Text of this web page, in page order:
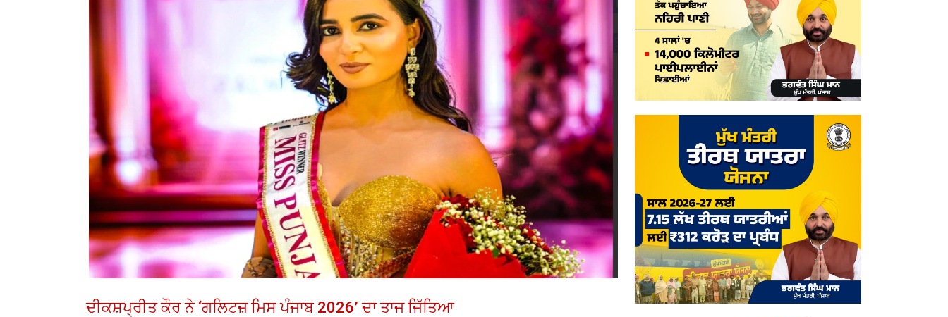
ਦੀਕਸ਼ਪ੍ਰੀਤ ਕੌਰ ਨੇ ‘ਗਲਿਟਜ਼ ਮਿਸ ਪੰਜਾਬ 2026’ ਦਾ ਤਾਜ ਜਿੱਤਿਆ